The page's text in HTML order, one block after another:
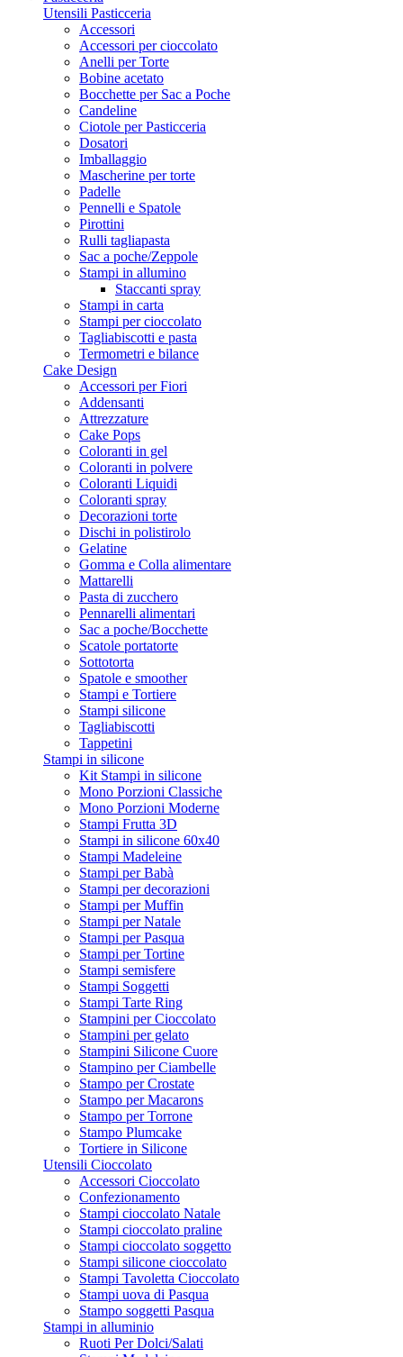
Utensili Pasticceria
Accessori
Accessori per cioccolato
Anelli per Torte
Bobine acetato
Bocchette per Sac a Poche
Candeline
Ciotole per Pasticceria
Dosatori
Imballaggio
Mascherine per torte
Padelle
Pennelli e Spatole
Pirottini
Rulli tagliapasta
Sac a poche/Zeppole
Stampi in allumino
Staccanti spray
Stampi in carta
Stampi per cioccolato
Tagliabiscotti e pasta
Termometri e bilance
Cake Design
Accessori per Fiori
Addensanti
Attrezzature
Cake Pops
Coloranti in gel
Coloranti in polvere
Coloranti Liquidi
Coloranti spray
Decorazioni torte
Dischi in polistirolo
Gelatine
Gomma e Colla alimentare
Mattarelli
Pasta di zucchero
Pennarelli alimentari
Sac a poche/Bocchette
Scatole portatorte
Sottotorta
Spatole e smoother
Stampi e Tortiere
Stampi silicone
Tagliabiscotti
Tappetini
Stampi in silicone
Kit Stampi in silicone
Mono Porzioni Classiche
Mono Porzioni Moderne
Stampi Frutta 3D
Stampi in silicone 60x40
Stampi Madeleine
Stampi per Babà
Stampi per decorazioni
Stampi per Muffin
Stampi per Natale
Stampi per Pasqua
Stampi per Tortine
Stampi semisfere
Stampi Soggetti
Stampi Tarte Ring
Stampini per Cioccolato
Stampini per gelato
Stampini Silicone Cuore
Stampino per Ciambelle
Stampo per Crostate
Stampo per Macarons
Stampo per Torrone
Stampo Plumcake
Tortiere in Silicone
Utensili Cioccolato
Accessori Cioccolato
Confezionamento
Stampi cioccolato Natale
Stampi cioccolato praline
Stampi cioccolato soggetto
Stampi silicone cioccolato
Stampi Tavoletta Cioccolato
Stampi uova di Pasqua
Stampo soggetti Pasqua
Stampi in alluminio
Ruoti Per Dolci/Salati